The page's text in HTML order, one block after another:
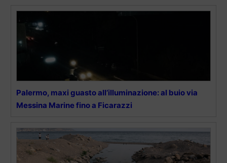
Palermo, maxi guasto all’illuminazione: al buio via
Messina Marine fino a Ficarazzi